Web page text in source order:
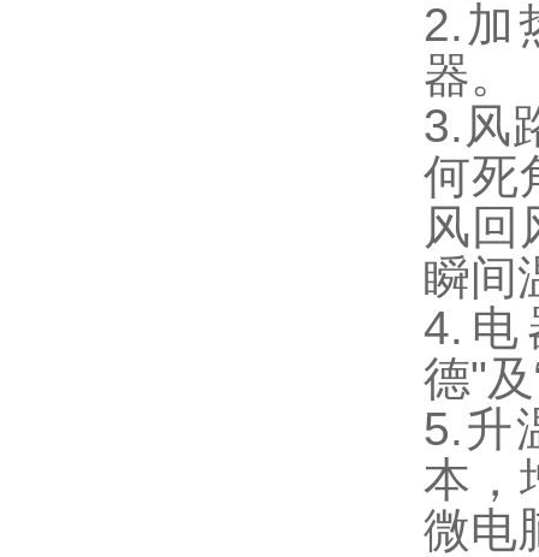
2.加
器。
3.风
何死
风回
瞬间
4.电
德"
5.升
本，
微电